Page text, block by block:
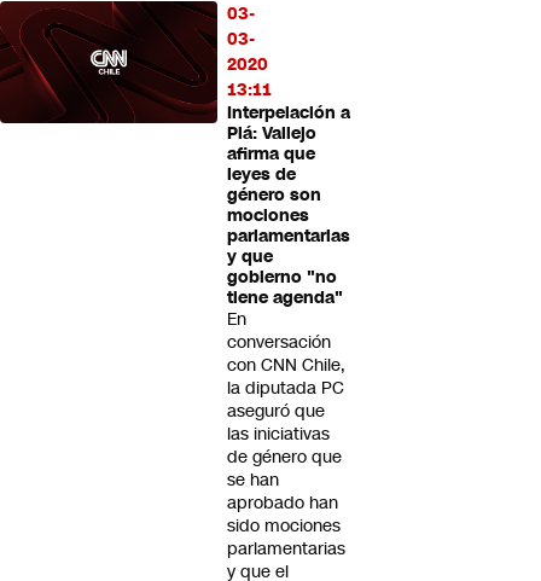
03-
03-
2020
13:11
Interpelación a
Plá: Vallejo
afirma que
leyes de
género son
mociones
parlamentarias
y que
gobierno "no
tiene agenda"
En
conversación
con CNN Chile,
la diputada PC
aseguró que
las iniciativas
de género que
se han
aprobado han
sido mociones
parlamentarias
y que el